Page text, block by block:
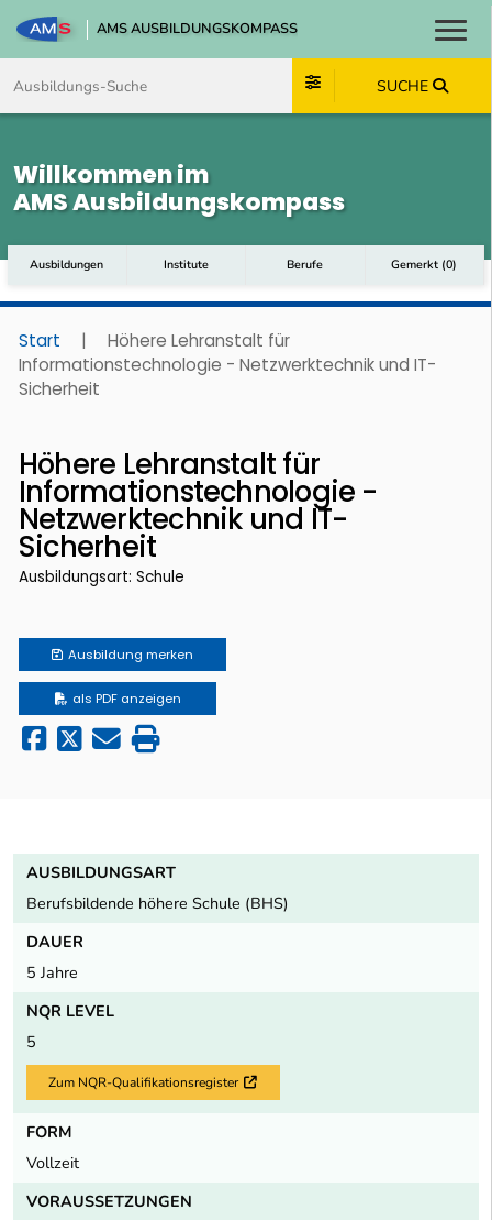
AMS AUSBILDUNGSKOMPASS
SUCHE
Willkommen im
AMS Ausbildungskompass
Ausbildungen Institute Berufe Gemerkt (0)
Start |
Höhere Lehranstalt für
Informationstechnologie - Netzwerktechnik und IT-
Sicherheit
Höhere Lehranstalt für
Informationstechnologie -
Netzwerktechnik und IT-
Sicherheit
Ausbildungsart: Schule
Ausbildung merken
als PDF anzeigen
AUSBILDUNGSART
Berufsbildende höhere Schule (BHS)
DAUER
5 Jahre
NQR LEVEL
5
Zum NQR-Qualifikationsregister Externer Link
FORM
Vollzeit
VORAUSSETZUNGEN